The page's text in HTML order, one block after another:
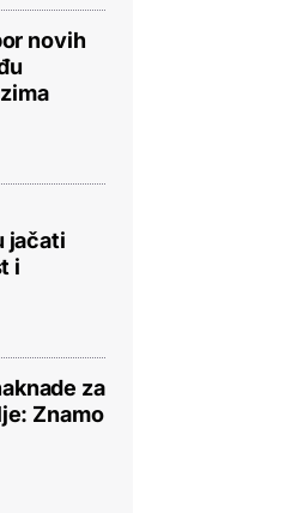
novih
jačati
i
za
Znamo